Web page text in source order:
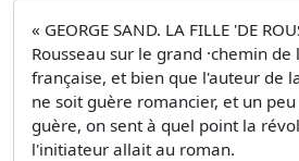
« GEORGE SAND. LA FILLE 'DE
Rousseau sur le grand ·chemin
française, et bien que l'auteur de
ne soit guère romancier, et un
guère, on sent à quel point la
l'initiateur allait au roman.